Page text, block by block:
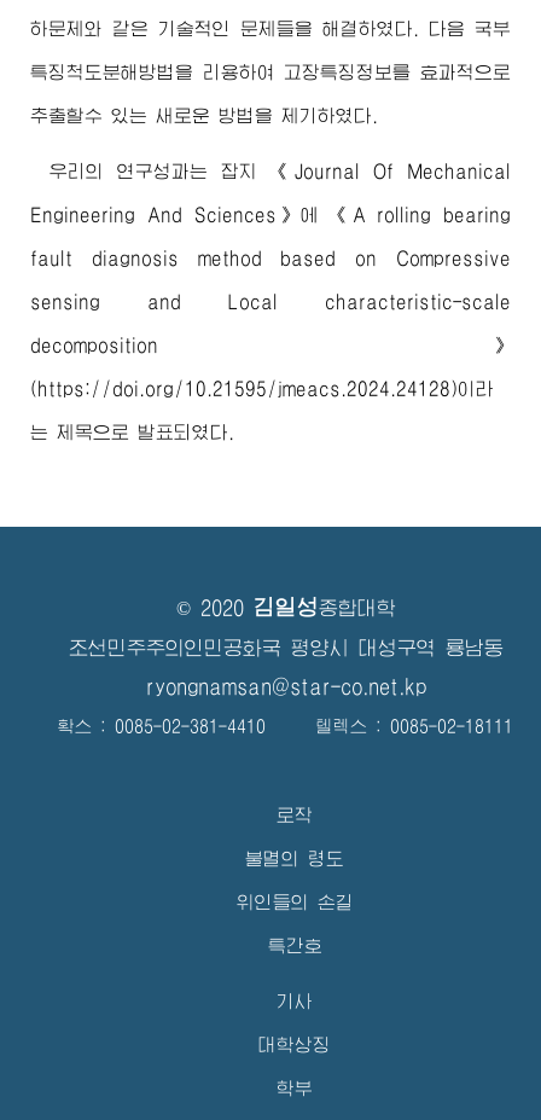
하문제와 같은 기술적인 문제들을 해결하였다. 다음 국부
특징척도분해방법을 리용하여 고장특징정보를 효과적으로
추출할수 있는 새로운 방법을 제기하였다.
우리의 연구성과는 잡지 《Journal Of Mechanical
Engineering And Sciences》에 《A rolling bearing
fault diagnosis method based on Compressive
sensing and Local characteristic-scale
decomposition》
(https://doi.org/10.21595/jmeacs.2024.24128)이라
는 제목으로 발표되였다.
© 2020 김일성종합대학
조선민주주의인민공화국 평양시 대성구역 룡남동
ryongnamsan@star-co.net.kp
확스 : 0085-02-381-4410 텔렉스 : 0085-02-18111
로작
불멸의 령도
위인들의 손길
특간호
기사
대학상징
학부